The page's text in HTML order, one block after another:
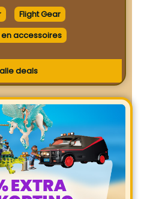
Flight Gear
accessoires
deals